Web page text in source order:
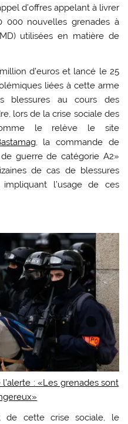
d’offres appelant à livrer
000 nouvelles grenades à
utilisées en matière de
d’euros et lancé le 25
liées à cette arme
blessures au cours des
lors de la crise sociale des
le relève le site
,
la commande de
guerre de catégorie A2»
de cas de blessures
l’usage de ces
: «Les grenades sont
de cette crise sociale, le